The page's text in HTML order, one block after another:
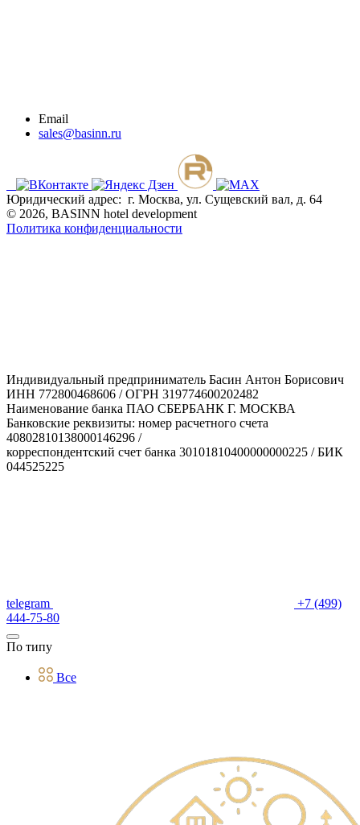
Email
sales@basinn.ru
Юридический адрес: г. Москва, ул. Сущевский вал, д. 64
© 2026, BASINN hotel development
Политика конфиденциальности
Индивидуальный предприниматель Басин Антон Борисович
ИНН 772800468606 / ОГРН 319774600202482
Наименование банка ПАО СБЕРБАНК Г. МОСКВА
Банковские реквизиты: номер расчетного счета
40802810138000146296 /
корреспондентский счет банка 30101810400000000225 / БИК
044525225
telegram
+7 (499)
444-75-80
По типу
Все